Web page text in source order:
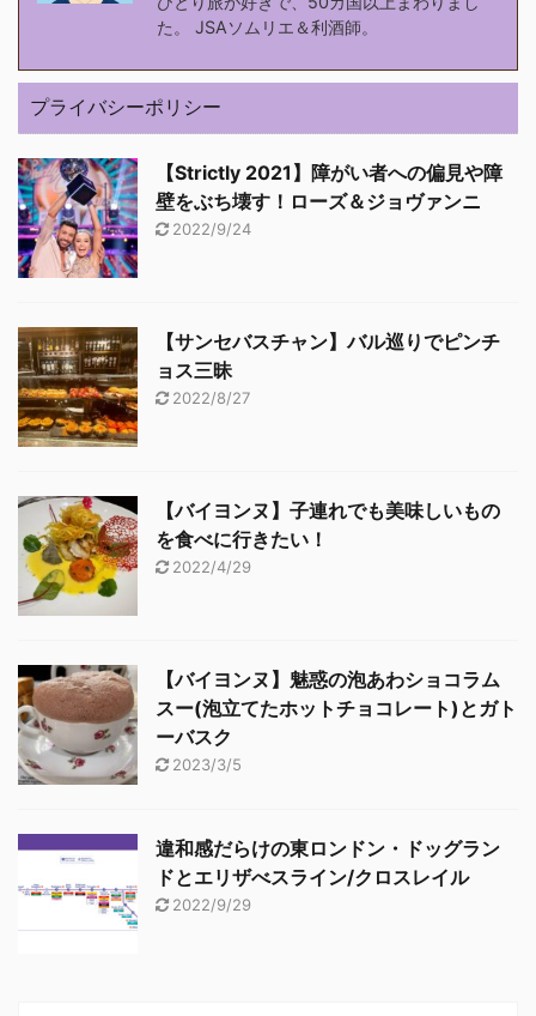
た。 JSAソムリエ＆利酒師。
プライバシーポリシー
【Strictly 2021】障がい者への偏見や障
壁をぶち壊す！ローズ＆ジョヴァンニ
2022/9/24
【サンセバスチャン】バル巡りでピンチ
ョス三昧
2022/8/27
【バイヨンヌ】子連れでも美味しいもの
を食べに行きたい！
2022/4/29
【バイヨンヌ】魅惑の泡あわショコラム
スー(泡立てたホットチョコレート)とガト
ーバスク
2023/3/5
違和感だらけの東ロンドン・ドッグラン
ドとエリザべスライン/クロスレイル
2022/9/29